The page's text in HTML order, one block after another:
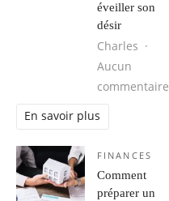
éveiller son
désir
Charles
Aucun
commentaire
En savoir plus
FINANCES
Comment
préparer un